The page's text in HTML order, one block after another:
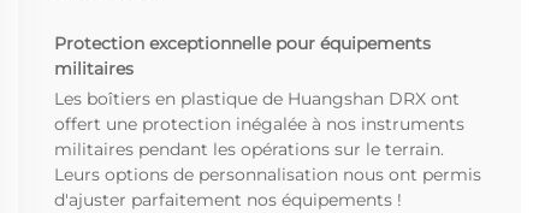
Protection exceptionnelle pour équipements
militaires
Les boîtiers en plastique de Huangshan DRX ont
offert une protection inégalée à nos instruments
militaires pendant les opérations sur le terrain.
Leurs options de personnalisation nous ont permis
d'ajuster parfaitement nos équipements !